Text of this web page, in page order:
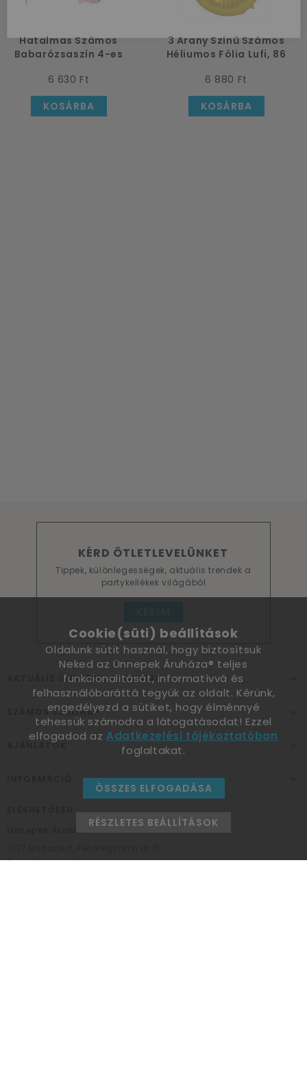
Hatalmas Számos
Babarózsaszín 4-es
6 630 Ft
KOSÁRBA
3 Arany Színű Számos
Héliumos Fólia Lufi, 86
6 880 Ft
KOSÁRBA
KÉRD ÖTLETLEVELÜNKET
Tippek, különlegességek, aktuális trendek a
partykellékek világából
AKTUÁLIS ÜNNEPEK, ALKALMAK
SZÁMOS SZÜLINAP
AJÁNLATOK
Ünnepek Áruháza
Személyes átvételi pont
Cookie(süti) beállítások
Oldalunk sütit használ, hogy biztosítsuk
Neked az Ünnepek Áruháza® teljes
funkcionalitását, informatívvá és
felhasználóbaráttá tegyük az oldalt. Kérünk,
engedélyezd a sütiket, hogy élménnyé
tehessük számodra a látogatásodat! Ezzel
elfogadod azAdatkezelési tájékoztatóban
foglaltakat.
ÖSSZES ELFOGADÁSA
RÉSZLETES BEÁLLÍTÁSOK
Kérem a kupont »